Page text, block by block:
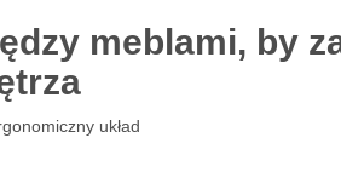
meblami, by
układ